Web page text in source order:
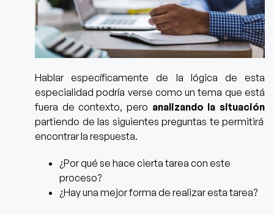
Hablar específicamente de la lógica de esta
especialidad podría verse como un tema que está
fuera de contexto, pero analizando la situación
partiendo de las siguientes preguntas te permitirá
encontrar la respuesta.
¿Por qué se hace cierta tarea con este
proceso?
¿Hay una mejor forma de realizar esta tarea?